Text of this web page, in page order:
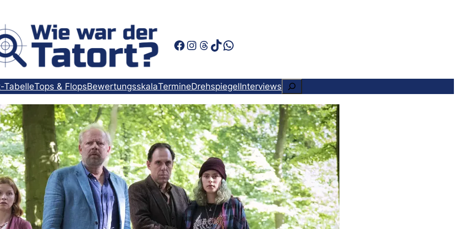
Facebook
Instagram
Threads
TikTok
WhatsApp
TabelleTops & FlopsBewertungsskalaTermineDrehspiegelInterviewsSuchen